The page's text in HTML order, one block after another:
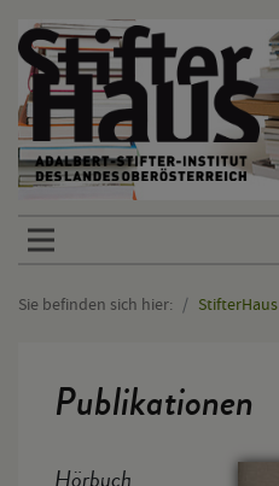
Sprunglinks
Sie befinden sich hier: StifterHaus
Publikationen